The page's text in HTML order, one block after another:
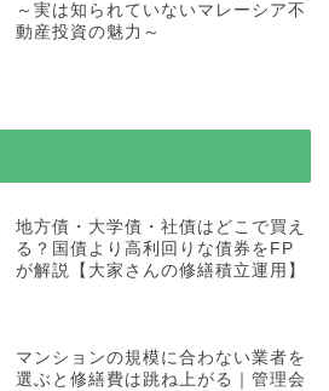
～実は知られていないマレーシア不
動産投資の魅力～
地方債・大学債・社債はどこで買え
る？国債より高利回りな債券をFP
が解説【大家さんの修繕積立運用】
マンションの規模に合わない業者を
選ぶと修繕費は跳ね上がる｜管理会